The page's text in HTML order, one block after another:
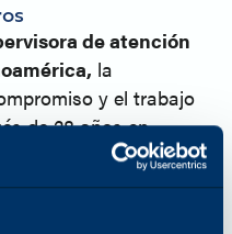
de atención
la
y el trabajo
de 28 años en
personas a las que
dirijo», afirma.